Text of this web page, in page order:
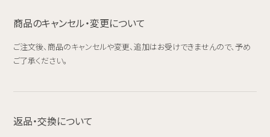
商品のキャンセル・変更について
ご注文後、商品のキャンセルや変更、追加はお受けできませんので、予め
ご了承ください。
返品・交換について